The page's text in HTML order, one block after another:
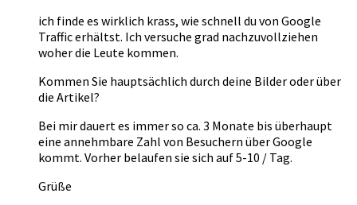
ich finde es wirklich krass, wie schnell du von Google
Traffic erhältst. Ich versuche grad nachzuvollziehen
woher die Leute kommen.
Kommen Sie hauptsächlich durch deine Bilder oder über
die Artikel?
Bei mir dauert es immer so ca. 3 Monate bis überhaupt
eine annehmbare Zahl von Besuchern über Google
kommt. Vorher belaufen sie sich auf 5-10 / Tag.
Grüße